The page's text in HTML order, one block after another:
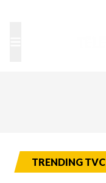
TRENDING TVC